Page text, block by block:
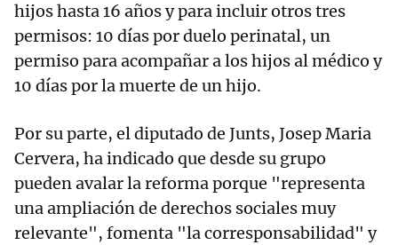
hijos hasta 16 años y para incluir otros tres
permisos: 10 días por duelo perinatal, un
permiso para acompañar a los hijos al médico y
10 días por la muerte de un hijo.
Por su parte, el diputado de Junts, Josep Maria
Cervera, ha indicado que desde su grupo
pueden avalar la reforma porque "representa
una ampliación de derechos sociales muy
relevante", fomenta "la corresponsabilidad" y